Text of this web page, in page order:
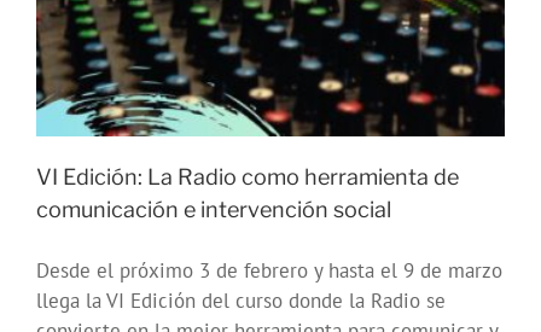
VI Edición: La Radio como herramienta de
comunicación e intervención social
Desde el próximo 3 de febrero y hasta el 9 de marzo
llega la VI Edición del curso donde la Radio se